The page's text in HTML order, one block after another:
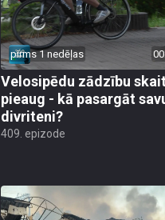
pirms 1 nedēļas
Velosipēdu zādzību
pieaug - kā pasargāt
divriteni?
409. epizode